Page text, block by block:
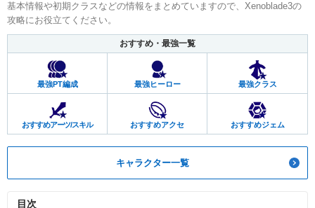
基本情報や初期クラスなどの情報をまとめていますので、Xenoblade3の
攻略にお役立てください。
おすすめ・最強一覧
最強PT編成 最強ヒーロー 最強クラス
おすすめアーツ/スキル おすすめアクセ おすすめジェム
キャラクター一覧
目次